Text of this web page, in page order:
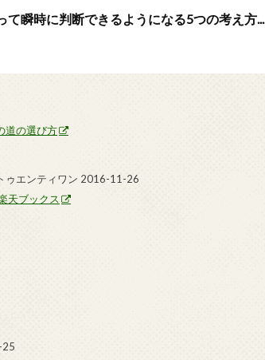
瞬時に判断できるようになる5つの考え方...
道の選び方
ゥエンティワン 2016-11-26
天ブックス
25